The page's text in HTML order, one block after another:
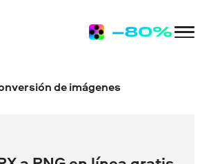
de imágenes